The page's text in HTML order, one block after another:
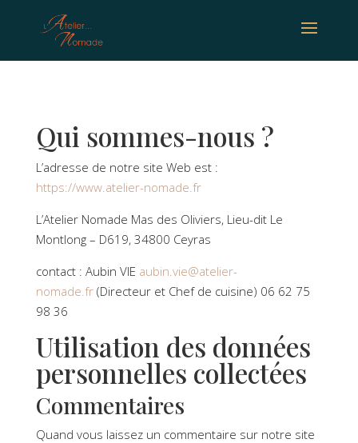
Qui sommes-nous ?
L’adresse de notre site Web est :
https://www.atelier-nomade.fr
L’Atelier Nomade Mas des Oliviers, Lieu-dit Le
Montlong – D619, 34800 Ceyras
contact : Aubin VIE aubin.vie@atelier-
nomade.fr(Directeur et Chef de cuisine) 06 62 75
98 36
Utilisation des données
personnelles collectées
Commentaires
Quand vous laissez un commentaire sur notre site